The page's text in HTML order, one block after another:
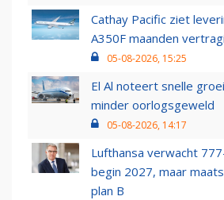
Cathay Pacific ziet
A350F maanden
05-08-2026, 15:25
El Al noteert snelle
minder oorlogsgeweld
05-08-2026, 14:17
Lufthansa verwacht
begin 2027, maar
plan B